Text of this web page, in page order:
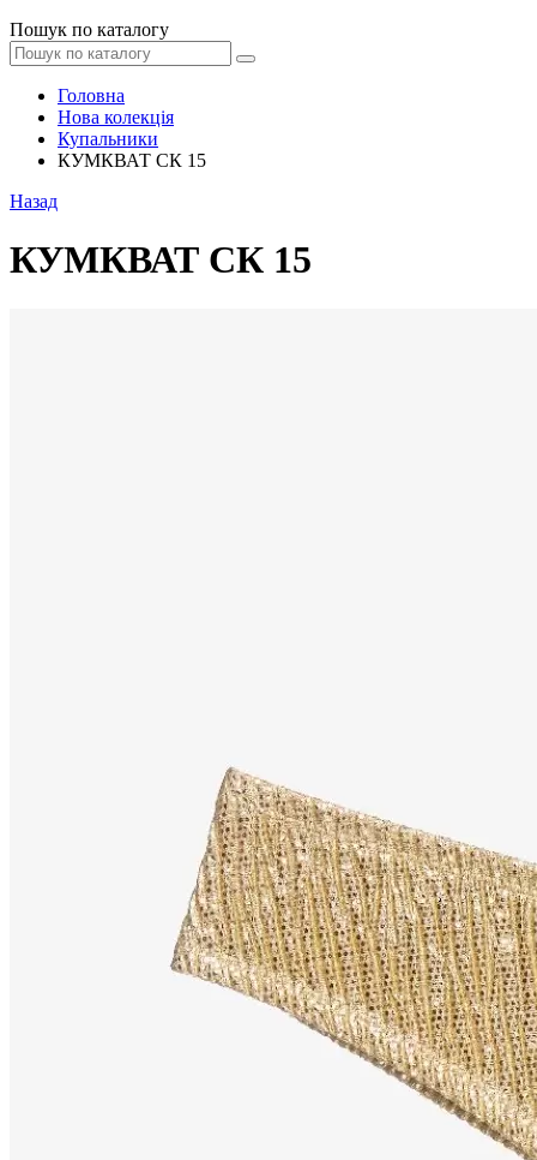
Пошук по каталогу
Головна
Нова колекція
Купальники
КУМКВАТ СК 15
Назад
КУМКВАТ СК 15